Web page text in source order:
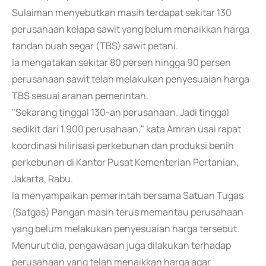
Sulaiman menyebutkan masih terdapat sekitar 130
perusahaan kelapa sawit yang belum menaikkan harga
tandan buah segar (TBS) sawit petani.
Ia mengatakan sekitar 80 persen hingga 90 persen
perusahaan sawit telah melakukan penyesuaian harga
TBS sesuai arahan pemerintah.
"Sekarang tinggal 130-an perusahaan. Jadi tinggal
sedikit dari 1.900 perusahaan," kata Amran usai rapat
koordinasi hilirisasi perkebunan dan produksi benih
perkebunan di Kantor Pusat Kementerian Pertanian,
Jakarta, Rabu.
Ia menyampaikan pemerintah bersama Satuan Tugas
(Satgas) Pangan masih terus memantau perusahaan
yang belum melakukan penyesuaian harga tersebut.
Menurut dia, pengawasan juga dilakukan terhadap
perusahaan yang telah menaikkan harga agar